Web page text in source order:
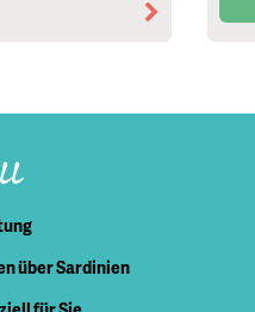
über Sardinien